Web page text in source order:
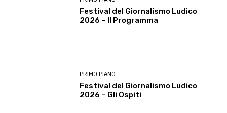
Festival del Giornalismo Ludico
2026 – Il Programma
PRIMO PIANO
Festival del Giornalismo Ludico
2026 – Gli Ospiti